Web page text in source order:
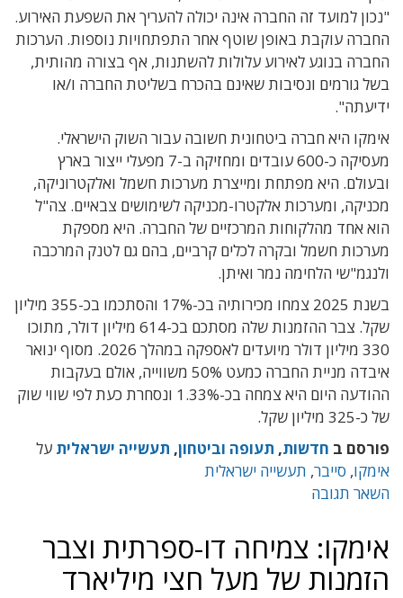
"נכון למועד זה החברה אינה יכולה להעריך את השפעת האירוע.
החברה עוקבת באופן שוטף אחר התפתחויות נוספות. הערכות
החברה בנוגע לאירוע עלולות להשתנות, אף בצורה מהותית,
בשל גורמים ונסיבות שאינם בהכרח בשליטת החברה ו/או
ידיעתה".
אימקו היא חברה ביטחונית חשובה עבור השוק הישראלי.
מעסיקה כ-600 עובדים ומחזיקה ב-7 מפעלי ייצור בארץ
ובעולם. היא מפתחת ומייצרת מערכות חשמל ואלקטרוניקה,
מכניקה, ומערכות אלקטרו-מכניקה לשימושים צבאיים. צה"ל
הוא אחד מהלקוחות המרכזיים של החברה. היא מספקת
מערכות חשמל ובקרה לכלים קרביים, בהם גם לטנק המרכבה
ולנגמ"שי הלחימה נמר ואיתן.
בשנת 2025 צמחו מכירותיה בכ-17% והסתכמו בכ-355 מיליון
שקל. צבר ההזמנות שלה מסתכם בכ-614 מיליון דולר, מתוכו
330 מיליון דולר מיועדים לאספקה במהלך 2026. מסוף ינואר
איבדה מניית החברה כמעט 50% משווייה, אולם בעקבות
ההודעה היום היא צמחה בכ-1.33% ונסחרת כעת לפי שווי שוק
של כ-325 מיליון שקל.
פורסם ב חדשות, תעופה וביטחון, תעשייה ישראלית על
אימקו, סייבר, תעשייה ישראלית
השאר תגובה
אימקו: צמיחה דו-ספרתית וצבר
הזמנות של מעל חצי מיליארד